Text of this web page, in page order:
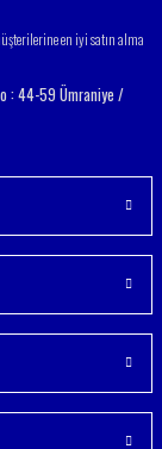
en iyi satın alma
: 44-59 Ümraniye /